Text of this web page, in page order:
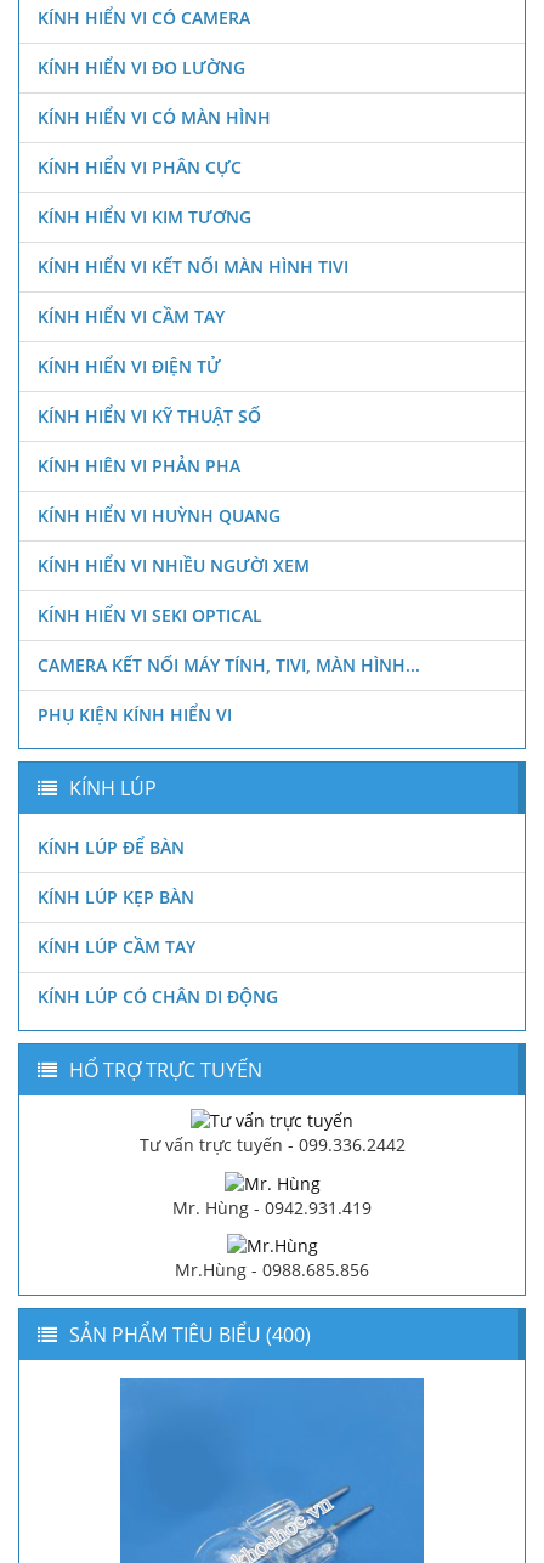
KÍNH HIỂN VI CÓ CAMERA
KÍNH HIỂN VI ĐO LƯỜNG
KÍNH HIỂN VI CÓ MÀN HÌNH
KÍNH HIỂN VI PHÂN CỰC
KÍNH HIỂN VI KIM TƯƠNG
KÍNH HIỂN VI KẾT NỐI MÀN HÌNH TIVI
KÍNH HIỂN VI CẦM TAY
KÍNH HIỂN VI ĐIỆN TỬ
KÍNH HIỂN VI KỸ THUẬT SỐ
KÍNH HIÊN VI PHẢN PHA
KÍNH HIỂN VI HUỲNH QUANG
KÍNH HIỂN VI NHIỀU NGƯỜI XEM
KÍNH HIỂN VI SEKI OPTICAL
CAMERA KẾT NỐI MÁY TÍNH, TIVI, MÀN HÌNH...
PHỤ KIỆN KÍNH HIỂN VI
KÍNH LÚP
KÍNH LÚP ĐỂ BÀN
KÍNH LÚP KẸP BÀN
KÍNH LÚP CẦM TAY
KÍNH LÚP CÓ CHÂN DI ĐỘNG
HỔ TRỢ TRỰC TUYẾN
Tư vấn trực tuyến - 099.336.2442
Mr. Hùng - 0942.931.419
Mr.Hùng - 0988.685.856
SẢN PHẨM TIÊU BIỂU (400)